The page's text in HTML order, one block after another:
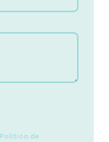
Política de